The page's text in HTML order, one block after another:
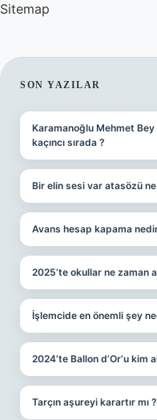
Sitemap
SIDEBAR
SON YAZILAR
Karamanoğlu Mehmet
kaçıncı sırada ?
Bir elin sesi var atasözü
Avans hesap kapama
2025’te okullar ne zaman
İşlemcide en önemli şey
2024’te Ballon d’Or’u kim
Tarçın aşureyi karartır mı ?